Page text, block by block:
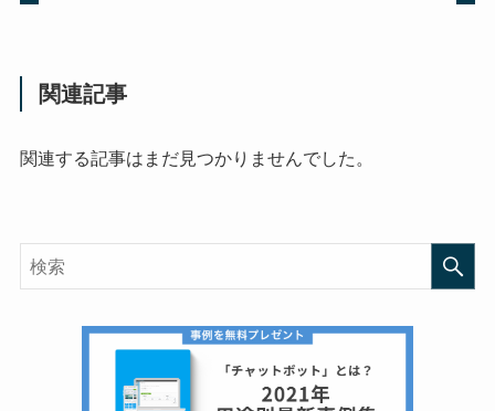
関連記事
関連する記事はまだ見つかりませんでした。